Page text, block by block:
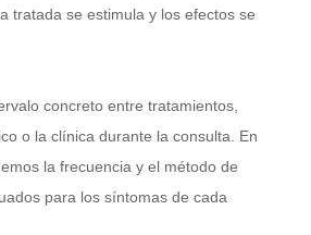
tratada se estimula y los efectos se
concreto entre tratamientos,
o la clínica durante la consulta. En
la frecuencia y el método de
para los síntomas de cada